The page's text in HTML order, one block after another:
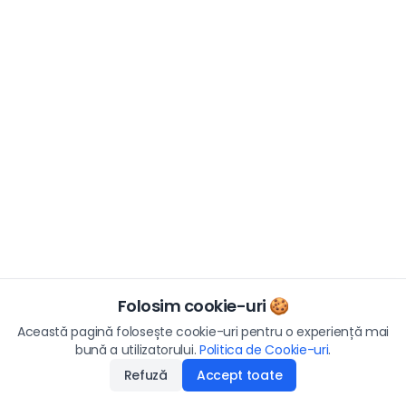
Folosim cookie-uri 🍪
Această pagină folosește cookie-uri pentru o experiență mai
bună a utilizatorului. Politica de Cookie-uri.
Refuză
Accept toate